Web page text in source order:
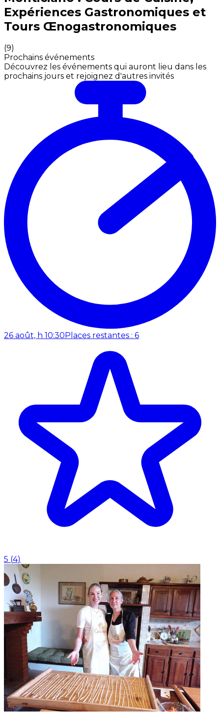
Expériences Gastronomiques et
Tours Œnogastronomiques
(9)
Prochains événements
Découvrez les événements qui auront lieu dans les
prochains jours et rejoignez d'autres invités
26 août, h 10:30 Places restantes : 6
5 (4)